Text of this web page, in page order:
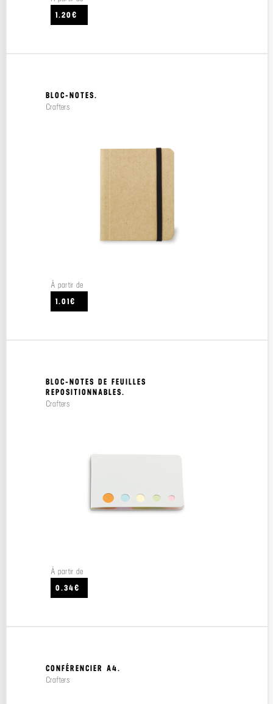
1.20€
BLOC-NOTES.
Crafters
À partir de
1.01€
BLOC-NOTES DE FEUILLES
REPOSITIONNABLES.
Crafters
À partir de
0.34€
CONFÉRENCIER A4.
Crafters